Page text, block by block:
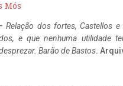
Mós
Relação dos fortes, Castellos
e que nenhuma utilidade
Barão de Bastos.